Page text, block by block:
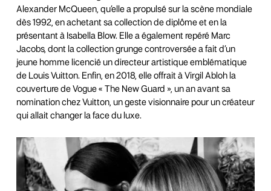
Alexander McQueen, qu’elle a propulsé sur la scène mondiale
dès 1992, en achetant sa collection de diplôme et en la
présentant à Isabella Blow. Elle a également repéré Marc
Jacobs, dont la collection grunge controversée a fait d’un
jeune homme licencié un directeur artistique emblématique
de Louis Vuitton. Enfin, en 2018, elle offrait à Virgil Abloh la
couverture de Vogue « The New Guard », un an avant sa
nomination chez Vuitton, un geste visionnaire pour un créateur
qui allait changer la face du luxe.